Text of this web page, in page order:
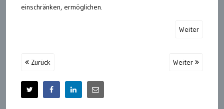
einschränken, ermöglichen.
Weiter
Zurück Weiter